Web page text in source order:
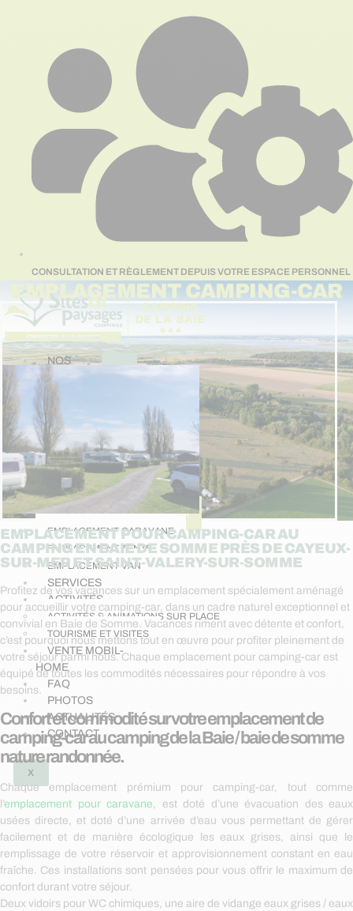
CONSULTATION ET RÈGLEMENT DEPUIS VOTRE ESPACE PERSONNEL
NOS
LOCATIONS
LOCATION DE MOBIL-HOMES
LOCATION DE CHALETS
LOCATION DE GÎTE
INSOLITES
CABANE « CAMPETOILE »
EMPLACEMENTS
NUS
EMPLACEMENT CAMPING-CAR
EMPLACEMENT CARAVANE
EMPLACEMENT TENTE
EMPLACEMENT VAN
SERVICES
ACTIVITÉS
ACTIVITÉS & ANIMATIONS SUR PLACE
TOURISME ET VISITES
VENTE MOBIL-
HOME
FAQ
PHOTOS
ACTUALITÉS
CONTACT
X
EMPLACEMENT CAMPING-CAR
EMPLACEMENT POUR CAMPING-CAR AU
CAMPING EN BAIE DE SOMME PRÈS DE CAYEUX-
SUR-MER ET SAINT-VALERY-SUR-SOMME
Profitez de vos vacances sur un emplacement spécialement aménagé
pour accueillir votre camping-car, dans un cadre naturel exceptionnel et
convivial en Baie de Somme. Vacances riment avec détente et confort,
c’est pourquoi nous mettons tout en œuvre pour profiter pleinement de
votre séjour parmi nous. Chaque emplacement pour camping-car est
équipé de toutes les commodités nécessaires pour répondre à vos
besoins.
Confort et commodité sur votre emplacement de
camping-car au camping de la Baie / baie de somme
nature randonnée.
Chaque emplacement prémium pour camping-car, tout comme
l’emplacement pour caravane, est doté d’une évacuation des eaux
usées directe, et doté d’une arrivée d’eau vous permettant de gérer
facilement et de manière écologique les eaux grises, ainsi que le
remplissage de votre réservoir et approvisionnement constant en eau
fraîche. Ces installations sont pensées pour vous offrir le maximum de
confort durant votre séjour.
Deux vidoirs pour WC chimiques, une aire de vidange eaux grises / eaux